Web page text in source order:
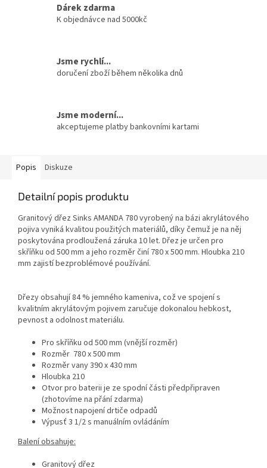
Dárek zdarma
K objednávce nad 5000kč
Jsme rychlí...
doručení zboží během několika dnů
Jsme moderní...
akceptujeme platby bankovními kartami
Popis Diskuze
Detailní popis produktu
Granitový dřez Sinks AMANDA 780 vyrobený na bázi akrylátového
pojiva vyniká kvalitou použitých materiálů, díky čemuž je na něj
poskytována prodloužená záruka 10 let. Dřez je určen pro
skříňku od 500 mm a jeho rozměr činí 780 x 500 mm. Hloubka 210
mm zajistí bezproblémové používání.
Dřezy obsahují 84 % jemného kameniva, což ve spojení s
kvalitním akrylátovým pojivem zaručuje dokonalou hebkost,
pevnost a odolnost materiálu.
Pro skříňku od 500 mm (vnější rozměr)
Rozměr 780 x 500 mm
Rozměr vany 390 x 430 mm
Hloubka 210
Otvor pro baterii je ze spodní části předpřipraven
(zhotovíme na přání zdarma)
Možnost napojení drtiče odpadů
Výpusť 3 1/2 s manuálním ovládáním
Balení obsahuje:
Granitový dřez